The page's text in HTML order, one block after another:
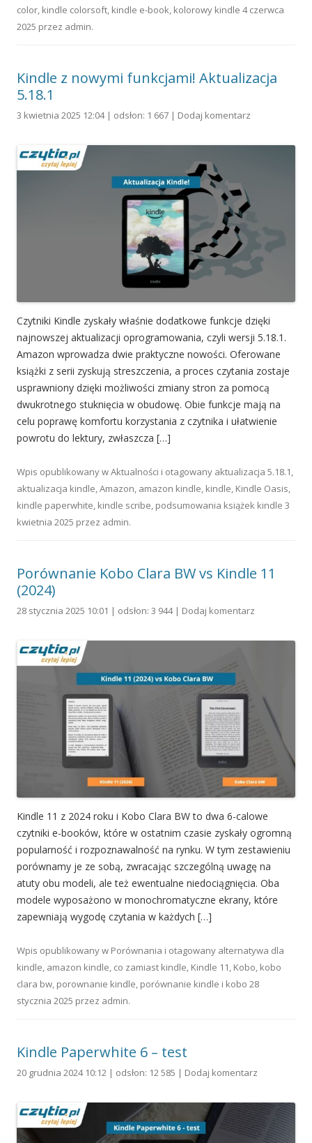
color, kindle colorsoft, kindle e-book, kolorowy kindle 4 czerwca
2025 przez admin.
Kindle z nowymi funkcjami! Aktualizacja
5.18.1
3 kwietnia 2025 12:04 | odsłon: 1 667 | Dodaj komentarz
Czytniki Kindle zyskały właśnie dodatkowe funkcje dzięki
najnowszej aktualizacji oprogramowania, czyli wersji 5.18.1.
Amazon wprowadza dwie praktyczne nowości. Oferowane
książki z serii zyskują streszczenia, a proces czytania zostaje
usprawniony dzięki możliwości zmiany stron za pomocą
dwukrotnego stuknięcia w obudowę. Obie funkcje mają na
celu poprawę komfortu korzystania z czytnika i ułatwienie
powrotu do lektury, zwłaszcza […]
Wpis opublikowany wAktualności i otagowany aktualizacja 5.18.1,
aktualizacja kindle,Amazon, amazon kindle, kindle, Kindle Oasis,
kindle paperwhite, kindle scribe, podsumowania książek kindle 3
kwietnia 2025 przez admin.
Porównanie Kobo Clara BW vs Kindle 11
(2024)
28 stycznia 2025 10:01 | odsłon: 3 944 | Dodaj komentarz
Kindle 11 z 2024 roku i Kobo Clara BW to dwa 6-calowe
czytniki e-booków, które w ostatnim czasie zyskały ogromną
popularność i rozpoznawalność na rynku. W tym zestawieniu
porównamy je ze sobą, zwracając szczególną uwagę na
atuty obu modeli, ale też ewentualne niedociągnięcia. Oba
modele wyposażono w monochromatyczne ekrany, które
zapewniają wygodę czytania w każdych […]
Wpis opublikowany w Porównania i otagowany alternatywa dla
kindle, amazon kindle, co zamiast kindle, Kindle 11, Kobo, kobo
clara bw, porownanie kindle, porównanie kindle i kobo 28
stycznia 2025 przez admin.
Kindle Paperwhite 6 – test
20 grudnia 2024 10:12 | odsłon: 12 585 | Dodaj komentarz